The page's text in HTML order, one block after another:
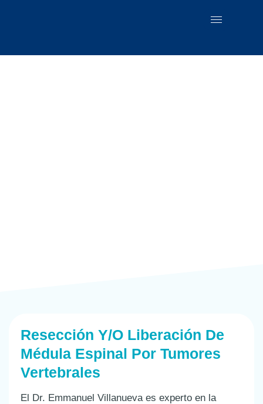
Resección Y/o Liberación De
Médula Espinal Por Tumores
Vertebrales
El Dr. Emmanuel Villanueva es experto en la